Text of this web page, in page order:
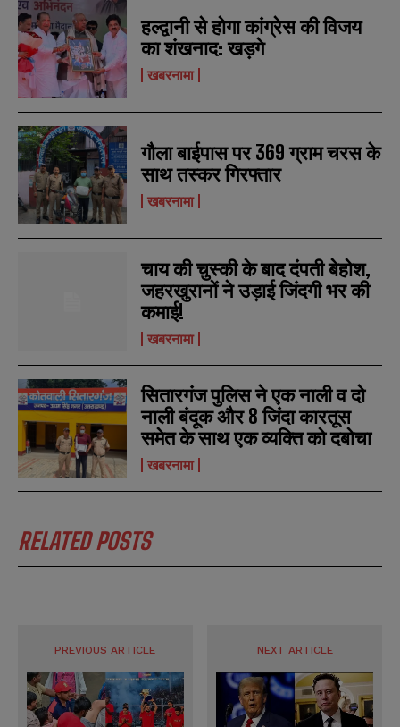
हल्द्वानी से होगा कांग्रेस की विजय
का शंखनाद: खड़गे
खबरनामा
गौला बाईपास पर 369 ग्राम चरस के
साथ तस्कर गिरफ्तार
खबरनामा
चाय की चुस्की के बाद दंपती बेहोश,
जहरखुरानों ने उड़ाई जिंदगी भर की
कमाई!
खबरनामा
सितारगंज पुलिस ने एक नाली व दो
नाली बंदूक और 8 जिंदा कारतूस
समेत के साथ एक व्यक्ति को दबोचा
खबरनामा
RELATED POSTS
PREVIOUS ARTICLE NEXT ARTICLE